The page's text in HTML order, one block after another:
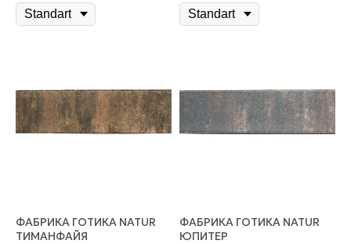
ФАБРИКА ГОТИКА NATUR
ТИМАНФАЙЯ
ФАБРИКА ГОТИКА NATUR
ЮПИТЕР